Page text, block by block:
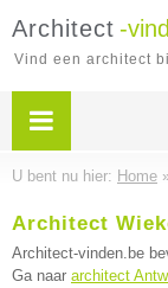
Architect -
Vind een architect
U bent nu hier: Home
Architect
Architect-vinden.be
Ga naar architect